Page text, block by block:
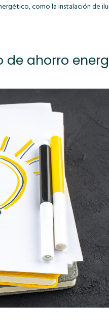
como la instalación de
de ahorro